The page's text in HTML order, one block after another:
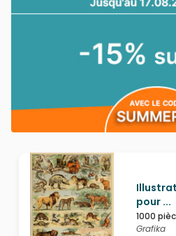
pour ...
1000
Grafika